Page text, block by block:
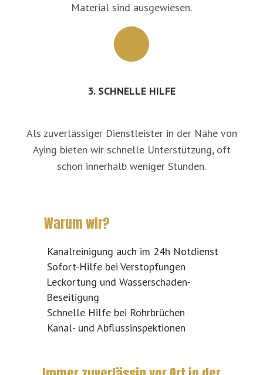
Material sind ausgewiesen.
3. SCHNELLE HILFE
Als zuverlässiger Dienstleister in der Nähe von
Aying bieten wir schnelle Unterstützung, oft
schon innerhalb weniger Stunden.
Warum wir?
Kanalreinigung auch im 24h Notdienst
Sofort-Hilfe bei Verstopfungen
Leckortung und Wasserschaden-
Beseitigung
Schnelle Hilfe bei Rohrbrüchen
Kanal- und Abflussinspektionen